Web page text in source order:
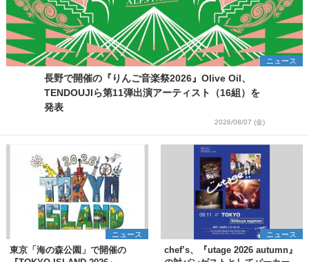
ニュース
長野で開催の『りんご音楽祭2026』Olive Oil、
TENDOUJIら第11弾出演アーティスト（16組）を
発表
2026/08/07 (金)
ニュース
東京「海の森公園」で開催の
ニュース
chef’s、『utage 2026 autumn』